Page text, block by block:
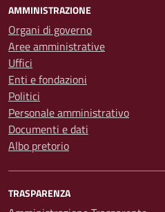
AMMINISTRAZIONE
Organi di governo
Aree amministrative
Uffici
Enti e fondazioni
Politici
Personale amministrativo
Documenti e dati
Albo pretorio
TRASPARENZA